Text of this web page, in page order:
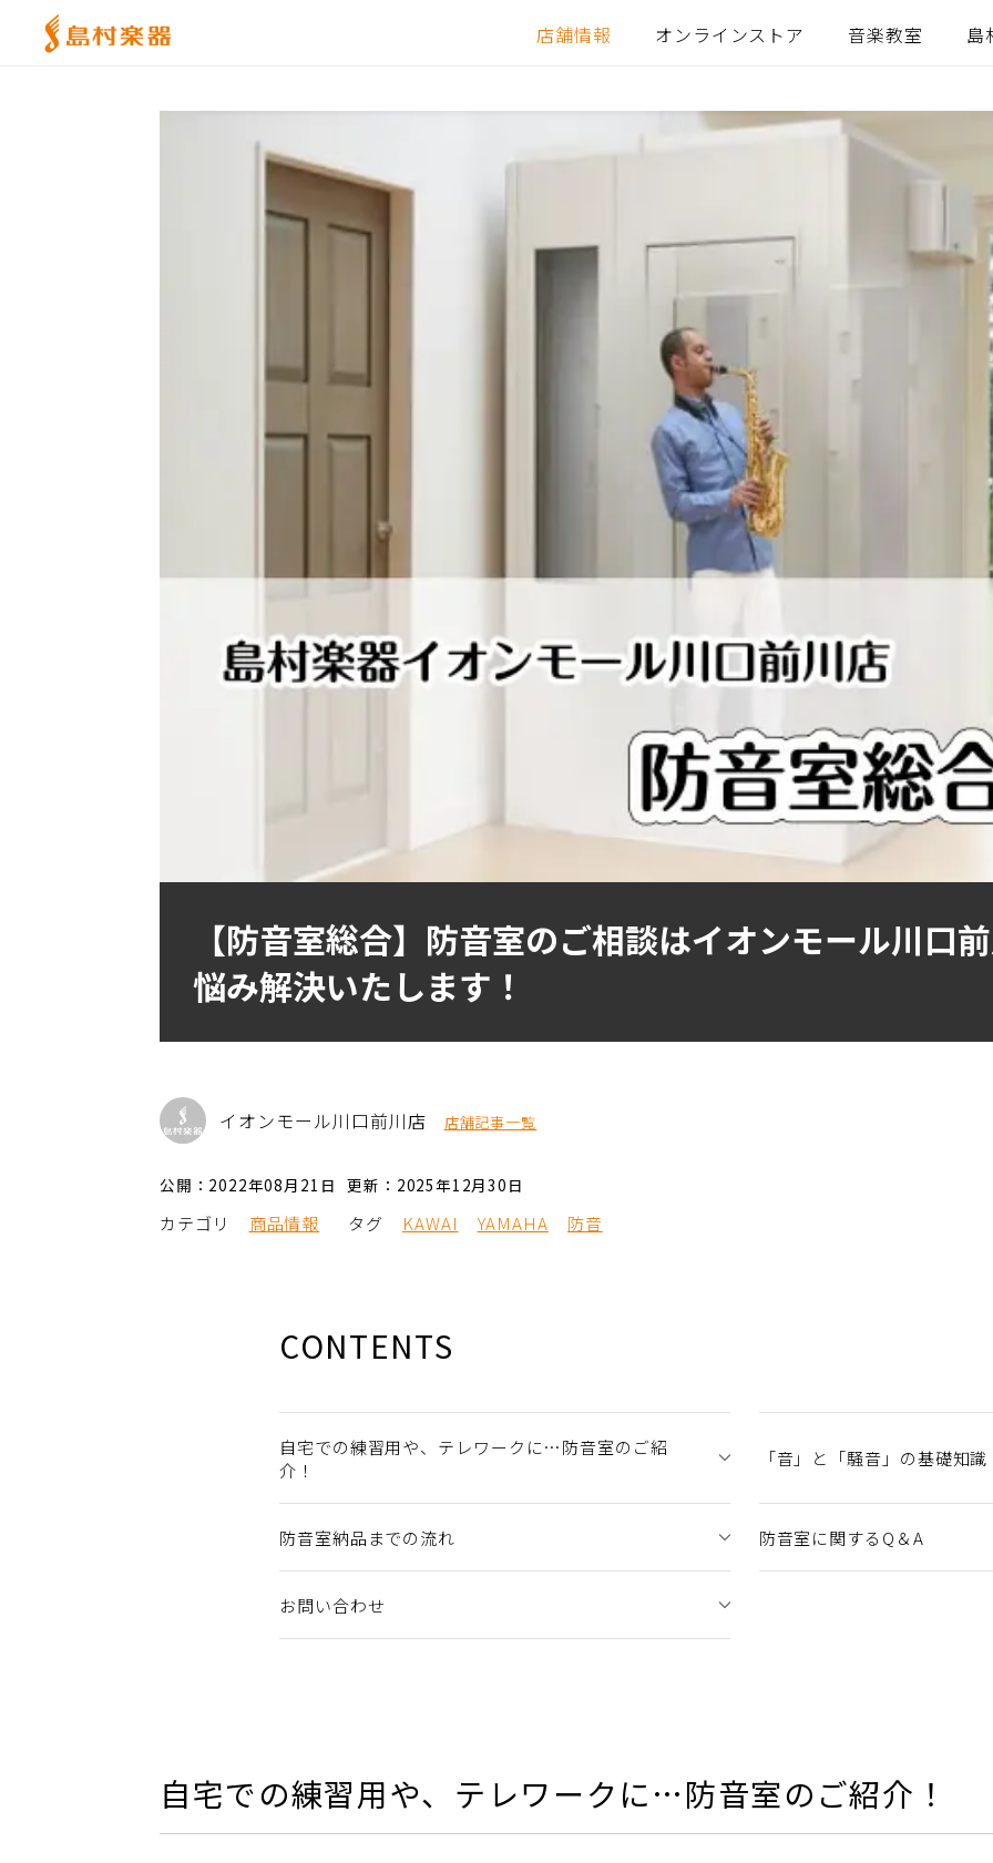
店舗情報 オンラインストア 音楽教室 島
【防音室総合】防音室のご相談はイオンモール川口
悩み解決いたします！
イオンモール川口前川店 店舗記事一覧
公開：2022年08月21日 更新：2025年12月30日
カテゴリ 商品情報 タグ KAWAI YAMAHA 防音
CONTENTS
自宅での練習用や、テレワークに…防音室のご紹
介！
「音」と「騒音」の基礎知識
防音室納品までの流れ 防音室に関するQ＆A
お問い合わせ
自宅での練習用や、テレワークに…防音室のご紹介！